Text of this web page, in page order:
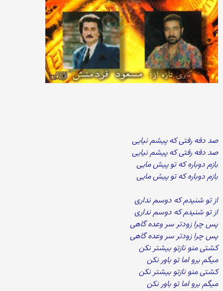
صد دفه رفتی که پیشم نیایی
صد دفه رفتی که پیشم نیایی
بازم دوباره که تو پیش مایی
بازم دوباره که تو پیش مایی
از تو شنیدم که دوسم نداری
از تو شنیدم که دوسم نداری
پس چرا زودتر سر وعده گاهی
پس چرا زودتر سر وعده گاهی
کشتی منو نازتو بیشتر نکن
میگم برو اما تو باور نکن
کشتی منو نازتو بیشتر نکن
میگم برو اما تو باور نکن